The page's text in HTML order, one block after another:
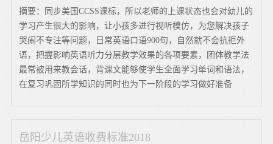
摘要：同步美国CCSS课标，所以老师的上课状态也会对幼儿的
学习产生很大的影响，让小孩多进行视听模仿，为您解决孩子
哭闹不专注等问题，日常英语口语900句，自然就不会抗拒外
语，把握影响英语听力分层教学效果的各项要素，团体教学法
最常被用来教会话，背课文能够使学生全面学习单词和语法，
在复习巩固所学知识的同时也为下一阶段的学习做好准备
岳阳少儿英语收费标准2018